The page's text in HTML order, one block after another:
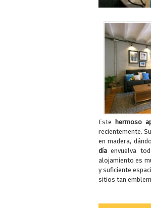
Este hermoso
recientemente.
en madera,
díaenvuelva
alojamiento es
y suficiente
sitios tan